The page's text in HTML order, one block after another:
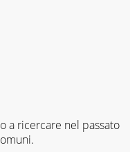
a ricercare nel passato